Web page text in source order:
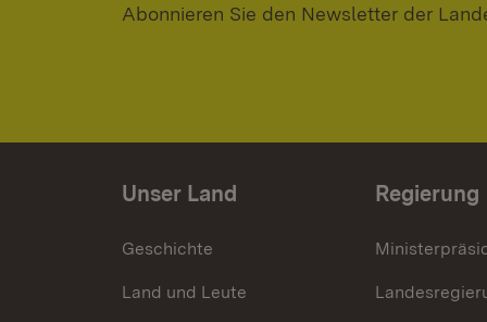
Abonnieren Sie den Newsletter der
Unser Land
Geschichte
Land und Leute
Regierung